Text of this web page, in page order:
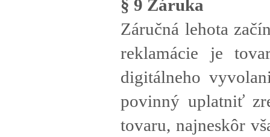
§ 9 Záruka
Záručná lehota
reklamácie je
digitálneho
povinný uplatniť
tovaru, najneskôr